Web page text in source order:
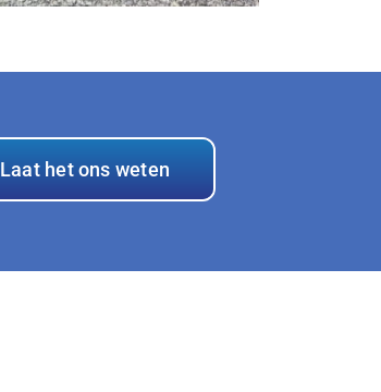
Laat het ons weten